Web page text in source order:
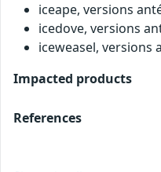
iceape, versions
icedove, versions
iceweasel, versions
Impacted products
References